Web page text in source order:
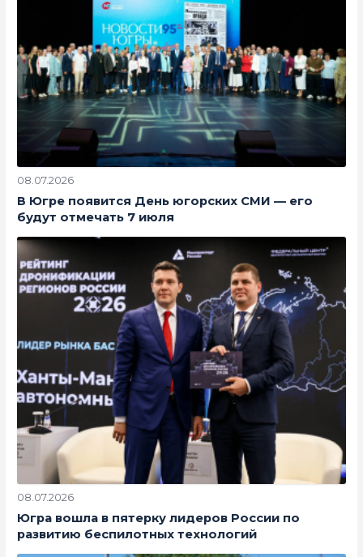
08.07.2026
В Югре появится День югорских СМИ — его
будут отмечать 7 июля
08.07.2026
Югра вошла в пятерку лидеров России по
развитию беспилотных технологий